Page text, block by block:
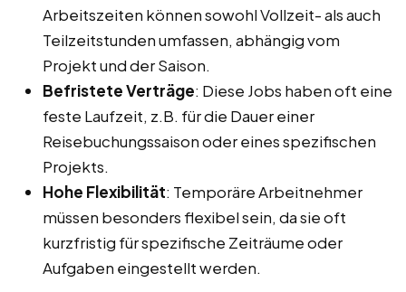
Arbeitszeiten können sowohl Vollzeit- als auch
Teilzeitstunden umfassen, abhängig vom
Projekt und der Saison.
Befristete Verträge: Diese Jobs haben oft eine
feste Laufzeit, z.B. für die Dauer einer
Reisebuchungssaison oder eines spezifischen
Projekts.
Hohe Flexibilität: Temporäre Arbeitnehmer
müssen besonders flexibel sein, da sie oft
kurzfristig für spezifische Zeiträume oder
Aufgaben eingestellt werden.